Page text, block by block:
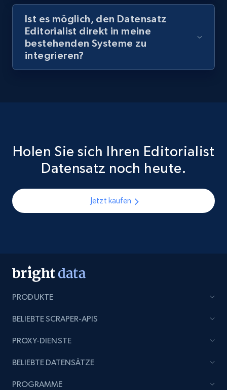
Ist es möglich, den Datensatz
Editorialist direkt in meine
bestehenden Systeme zu
integrieren?
Holen Sie sich Ihren Editorialist
Datensatz noch heute.
Jetzt kaufen
PRODUKTE
BELIEBTE SCRAPER-APIS
PROXY-DIENSTE
BELIEBTE DATENSÄTZE
PROGRAMME